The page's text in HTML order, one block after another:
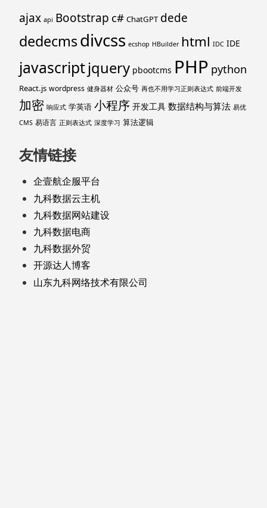
ajax api Bootstrap c# ChatGPT dede
dedecmsdivcss ecshop HBuilder html IDC IDE
javascriptjquery pbootcms PHP python
React.js wordpress 健身器材 公众号 再也不用学习正则表达式 前端开发
加密 响应式 学英语 小程序 开发工具 数据结构与算法 易优
CMS 易语言 正则表达式 深度学习 算法逻辑
友情链接
企壹航企服平台
九科数据云主机
九科数据网站建设
九科数据电商
九科数据外贸
开源达人博客
山东九科网络技术有限公司